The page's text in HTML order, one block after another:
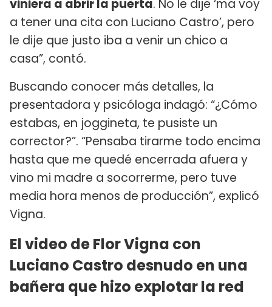
viniera a abrir la puerta. No le dije ‘ma voy
a tener una cita con Luciano Castro’, pero
le dije que justo iba a venir un chico a
casa”, contó.
Buscando conocer más detalles, la
presentadora y psicóloga indagó: “¿Cómo
estabas, en joggineta, te pusiste un
corrector?”. “Pensaba tirarme todo encima
hasta que me quedé encerrada afuera y
vino mi madre a socorrerme, pero tuve
media hora menos de producción”, explicó
Vigna.
El video de Flor Vigna con
Luciano Castro desnudo en una
bañera que hizo explotar la red